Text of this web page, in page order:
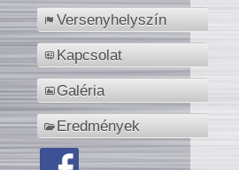
Versenyhelyszín
Kapcsolat
Galéria
Eredmények